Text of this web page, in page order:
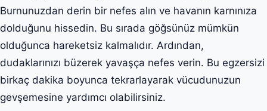
Burnunuzdan derin bir nefes alın ve havanın karnınıza
dolduğunu hissedin. Bu sırada göğsünüz mümkün
olduğunca hareketsiz kalmalıdır. Ardından,
dudaklarınızı büzerek yavaşça nefes verin. Bu egzersizi
birkaç dakika boyunca tekrarlayarak vücudunuzun
gevşemesine yardımcı olabilirsiniz.